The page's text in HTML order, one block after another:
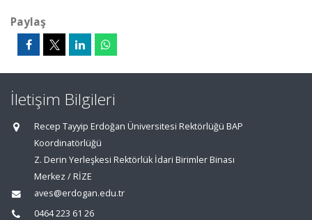
Paylaş
İletişim Bilgileri
Recep Tayyip Erdoğan Üniversitesi Rektörlüğü BAP
Koordinatörlüğü
Z. Derin Yerleşkesi Rektörlük İdari Birimler Binası
Merkez / RİZE
aves@erdogan.edu.tr
0464 223 61 26